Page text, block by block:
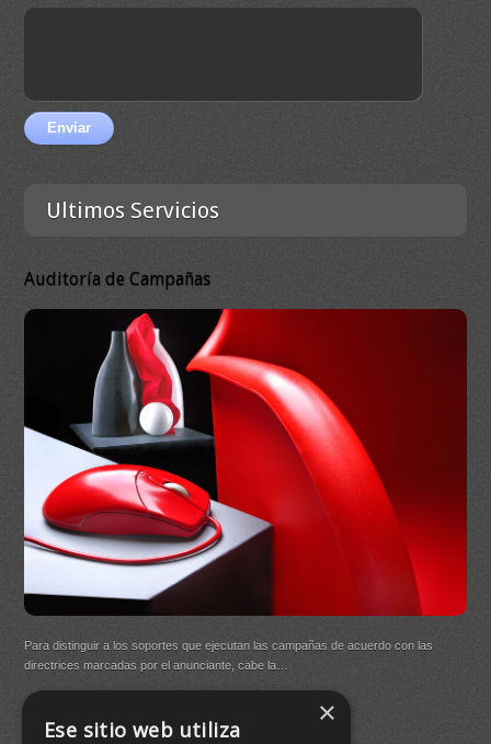
Enviar
Ultimos Servicios
Auditoría de Campañas
Para distinguir a los soportes que ejecutan las campañas de acuerdo con las
directrices marcadas por el anunciante, cabe la…
×
Ese sitio web utiliza